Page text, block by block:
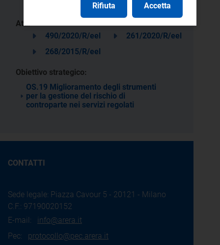
Atti:
490/2020/R/eel
261/2020/R/eel
268/2015/R/eel
Obiettivo strategico:
OS.19 Miglioramento degli strumenti
per la gestione del rischio di
controparte nei servizi regolati
CONTATTI
Sede legale: Piazza Cavour 5 - 20121 - Milano
C.F.: 97190020152
E-mail: info@arera.it
Pec: protocollo@pec.arera.it
Rifiuta Accetta